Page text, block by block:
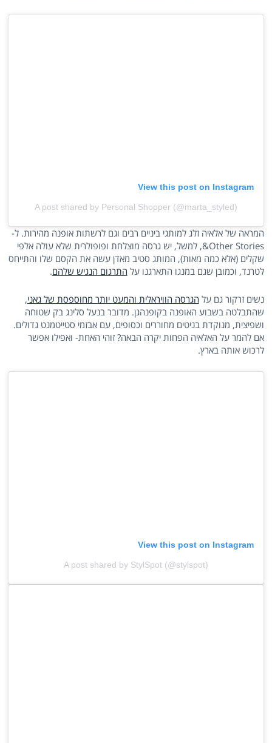
View this post on Instagram
A post shared by Personal Shopper (@marta_styled)
המראה של אלאיה זלג למותגי ביניים רבים וגם לרשתות אופנה מהירות. ל-
Other Stories&, למשל, יש גרסה מוצלחת ופופולרית שלא עולה אלפי
שקלים (אלא כמה מאות), המותג סטיב מאדן עשה את הקסם שלו והתייחס
לטרנד, וכמובן שגם במנגו התארגנו על התרגום הנגיש שלהם.
נשים זרקור גם על הגרסה הוויראלית והמעט יותר מחוספסת של גאני,
שהתבלטה בשבוע האופנה בקופנהגן. מדובר בנעל סלינג בק שטוחה
ושפיצית, מנוקדת בניטים מחוררים וכסופים, עם אבזמי סטייטמנט גדולים.
אם להמר על האלאיה הפחות יקרה הבאה? זוהי האחת- ואפילו אפשר
לרכוש אותה בארץ.
View this post on Instagram
A post shared by StylSpot (@stylspot)